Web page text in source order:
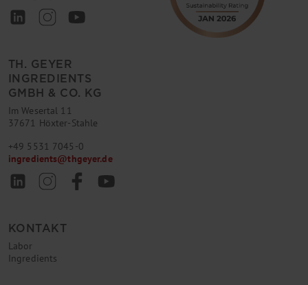
TH. GEYER
INGREDIENTS
GMBH & CO. KG
Im Wesertal 11
37671 Höxter-Stahle
+49 5531 7045-0
ingredients@thgeyer.de
KONTAKT
Labor
Ingredients